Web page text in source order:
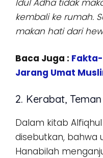
kembali ke rumah.
makan hati dari
Baca Juga :
Jarang Umat
2. Kerabat,
Dalam kitab
disebutkan, bahwa
Hanabilah